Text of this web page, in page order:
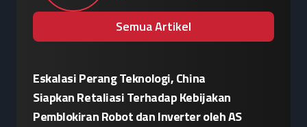
Semua Artikel
Eskalasi Perang Teknologi, China
Siapkan Retaliasi Terhadap Kebijakan
Pemblokiran Robot dan Inverter oleh AS